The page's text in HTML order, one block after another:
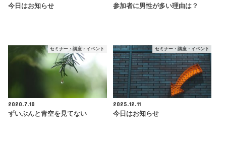
今日はお知らせ
参加者に男性が多い理由は？
セミナー・講座・イベント
2020.7.10
ずいぶんと青空を見てない
セミナー・講座・イベント
2025.12.11
今日はお知らせ